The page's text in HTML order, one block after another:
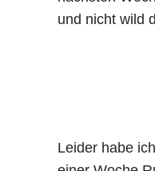
und nicht wild
Leider habe